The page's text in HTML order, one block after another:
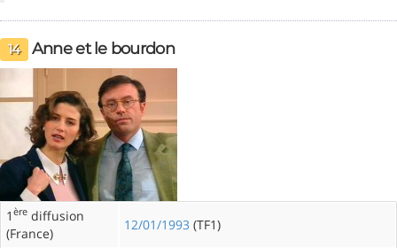
14 Anne et le bourdon
1 ère diffusion
(France)
12/01/1993 (TF1)